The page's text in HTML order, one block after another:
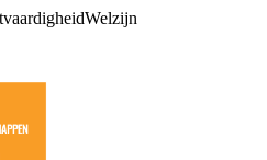
Welzijn